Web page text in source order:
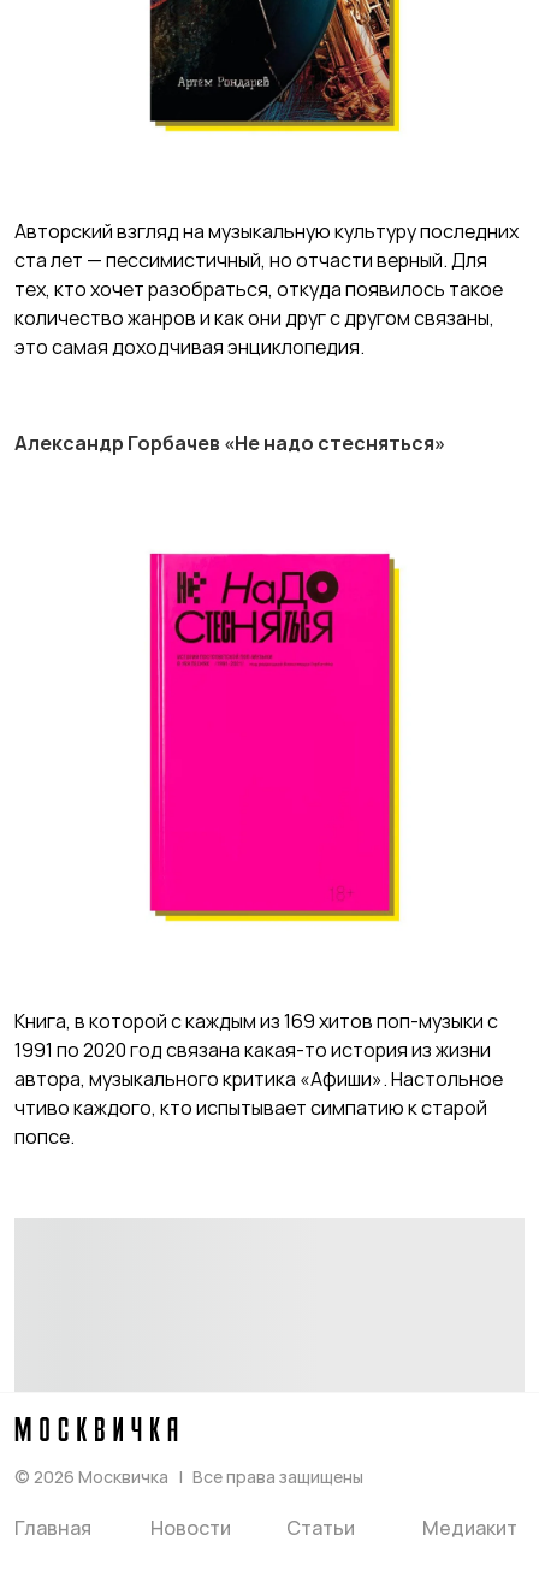
Авторский взгляд на музыкальную культуру последних
ста лет — пессимистичный, но отчасти верный. Для
тех, кто хочет разобраться, откуда появилось такое
количество жанров и как они друг с другом связаны,
это самая доходчивая энциклопедия.
Александр Горбачев «Не надо стесняться»
Книга, в которой с каждым из 169 хитов поп-музыки с
1991 по 2020 год связана какая-то история из жизни
автора, музыкального критика «Афиши». Настольное
чтиво каждого, кто испытывает симпатию к старой
попсе.
© 2026 Москвичка Все права защищены
Главная Новости Статьи Медиакит